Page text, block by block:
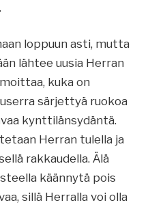
loppuun asti, mutta
lähtee uusia Herran
kuka on
särjettyä ruokoa
kynttilänsydäntä.
Herran tulella ja
rakkaudella. Älä
käännytä pois
sillä Herralla voi olla